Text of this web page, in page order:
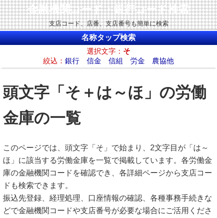
金融機関コード・銀行コード検索
支店コード、店番、支店番号も簡単に検索
名称タップ検索
選択文字： そ
絞込： 銀行 信金 信組 労金 農協他
頭文字「そ＋は～ほ」の労働
金庫の一覧
このページでは、頭文字「そ」で始まり、2文字目が「は～
ほ」に該当する労働金庫を一覧で掲載しています。各労働金
庫の金融機関コードを確認でき、各詳細ページから支店コー
ドも検索できます。
振込先登録、経理処理、口座情報の確認、各種事務手続きな
どで金融機関コードや支店番号が必要な場合にご活用くださ